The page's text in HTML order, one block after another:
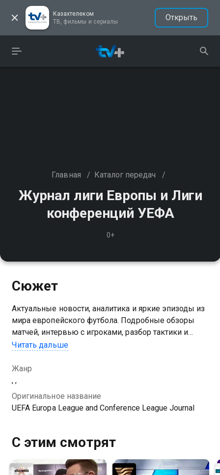
Казахтелеком
ТВ, фильмы и сериалы
Открыть
Главная / Каталог передач /
Журнал лиги Европы и Лиги
конференций УЕФА
0+
Сюжет
Актуальные новости, аналитика и яркие эпизоды из
мира европейского футбола. Подробные обзоры
матчей, интервью с игроками, разбор тактики и
неожиданные повороты на пути к финалу двух
Читать дальше
Жанр
, ,
Оригинальное название
UEFA Europa League and Conference League Journal
С этим смотрят